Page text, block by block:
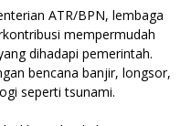
ATR/BPN, lembaga
mempermudah
dihadapi pemerintah.
bencana banjir, longsor,
seperti tsunami.